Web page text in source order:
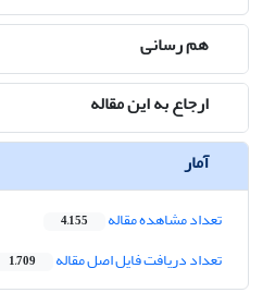
هم رسانی
ارجاع به این مقاله
آمار
تعداد مشاهده مقاله 4,155
تعداد دریافت فایل اصل مقاله 1,709